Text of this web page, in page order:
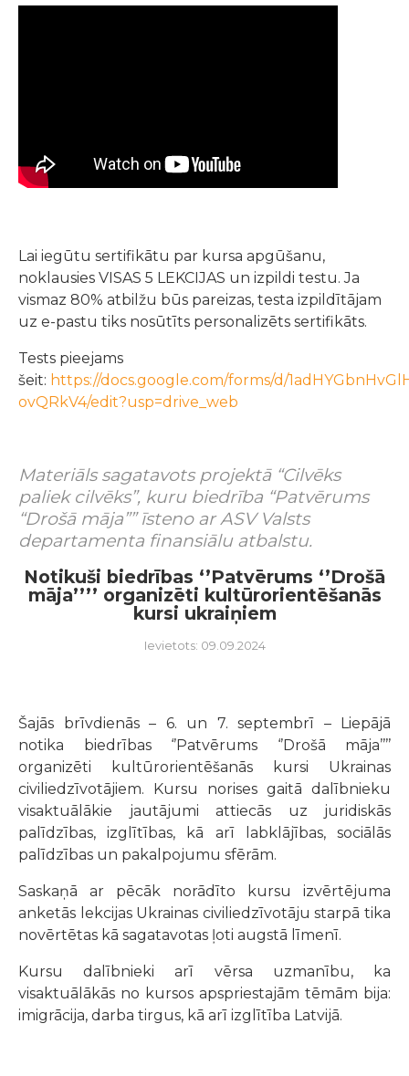
Lai iegūtu sertifikātu par kursa apgūšanu,
noklausies VISAS 5 LEKCIJAS un izpildi testu. Ja
vismaz 80% atbilžu būs pareizas, testa izpildītājam
uz e-pastu tiks nosūtīts personalizēts sertifikāts.
Tests pieejams
šeit: https://docs.google.com/forms/d/
ovQRkV4/edit?usp=drive_web
Materiāls sagatavots projektā “Cilvēks
paliek cilvēks”, kuru biedrība “Patvērums
“Drošā māja”” īsteno ar ASV Valsts
departamenta finansiālu atbalstu.
Notikuši biedrības ‘’Patvērums ‘’Drošā
māja’’’’ organizēti kultūrorientēšanās
kursi ukraiņiem
Ievietots: 09.09.2024
Šajās brīvdienās – 6. un 7. septembrī – Liepājā
notika biedrības ‘’Patvērums ‘’Drošā māja’’’’
organizēti kultūrorientēšanās kursi Ukrainas
civiliedzīvotājiem. Kursu norises gaitā dalībnieku
visaktuālākie jautājumi attiecās uz juridiskās
palīdzības, izglītības, kā arī labklājības, sociālās
palīdzības un pakalpojumu sfērām.
Saskaņā ar pēcāk norādīto kursu izvērtējuma
anketās lekcijas Ukrainas civiliedzīvotāju starpā tika
novērtētas kā sagatavotas ļoti augstā līmenī.
Kursu dalībnieki arī vērsa uzmanību, ka
visaktuālākās no kursos apspriestajām tēmām bija:
imigrācija, darba tirgus, kā arī izglītība Latvijā.